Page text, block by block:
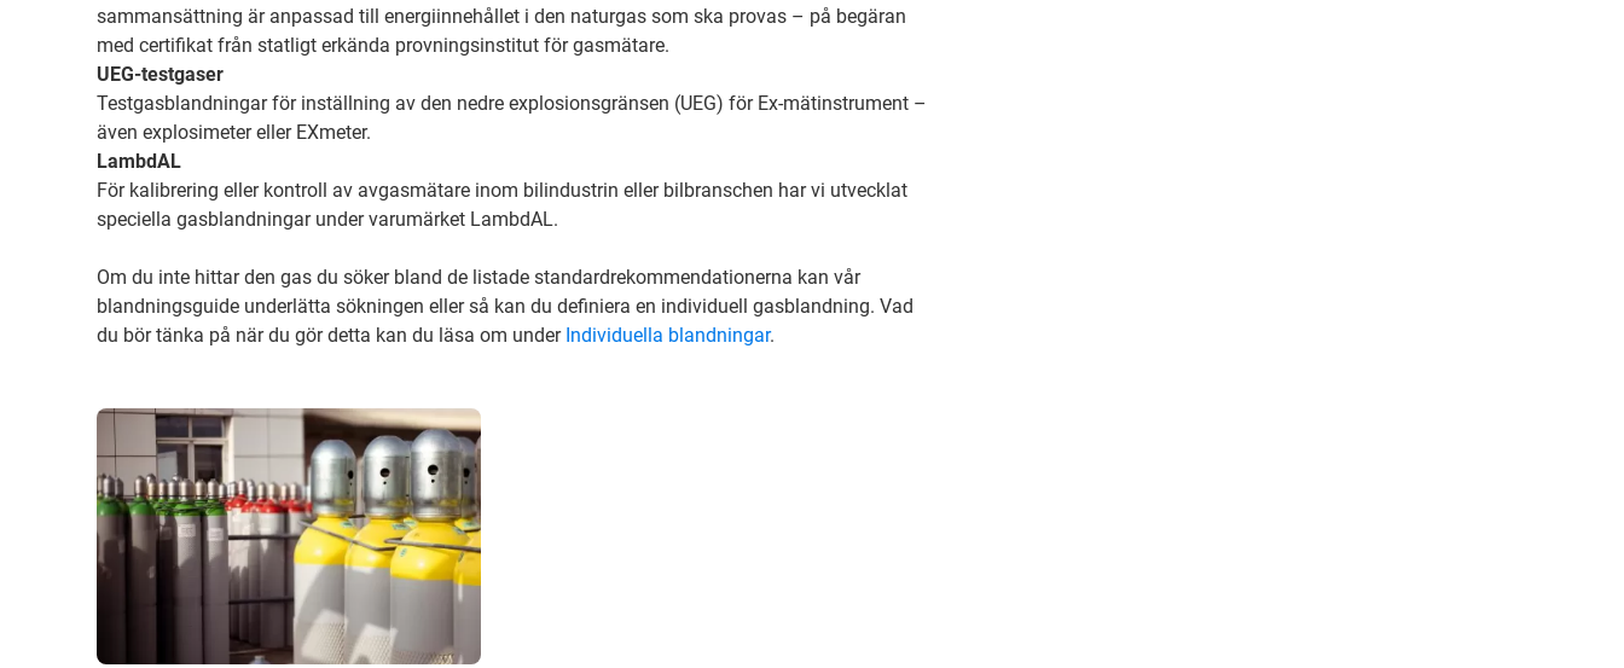
sammansättning är anpassad till energiinnehållet i den naturgas som ska provas – på begäran
med certifikat från statligt erkända provningsinstitut för gasmätare.
UEG-testgaser
Testgasblandningar för inställning av den nedre explosionsgränsen (UEG) för Ex-mätinstrument –
även explosimeter eller EXmeter.
LambdAL
För kalibrering eller kontroll av avgasmätare inom bilindustrin eller bilbranschen har vi utvecklat
speciella gasblandningar under varumärket LambdAL.
Om du inte hittar den gas du söker bland de listade standardrekommendationerna kan vår
blandningsguide underlätta sökningen eller så kan du definiera en individuell gasblandning. Vad
du bör tänka på när du gör detta kan du läsa om under Individuella blandningar.